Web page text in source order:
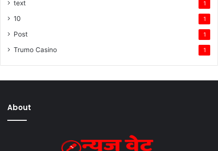
text 1
10 1
Post 1
Trumo Casino 1
About